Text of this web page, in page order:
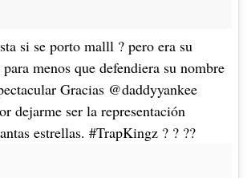
si se porto malll ? pero era su
menos que defendiera su nombre
Gracias @daddyyankee
dejarme ser la representación
estrellas. #TrapKingz ? ? ??